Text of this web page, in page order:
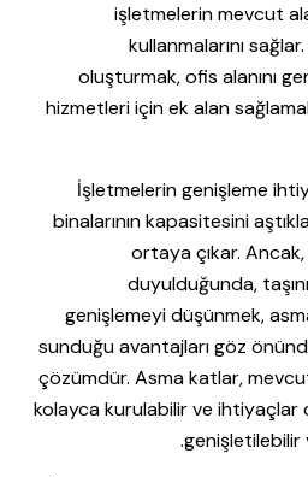
işletmelerin mevcut
kullanmalarını
oluşturmak, ofis alanını
hizmetleri için ek alan
İşletmelerin genişleme
binalarının kapasitesini
ortaya çıkar.
duyulduğunda,
genişlemeyi düşünmek,
sunduğu avantajları göz
çözümdür. Asma katlar,
kolayca kurulabilir ve ihtiyaçlar
genişletilebilir